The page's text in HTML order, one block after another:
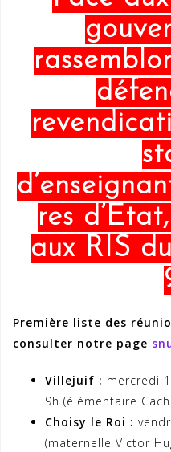
res
aux RIS
Première liste des
consulter notre page
Villejuif : mercredi
9h (élémentaire
Choisy le Roi :
(maternelle Victor